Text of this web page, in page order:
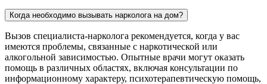
Когда необходимо вызывать нарколога на дом?
Вызов специалиста-нарколога рекомендуется, когда у вас
имеются проблемы, связанные с наркотической или
алкогольной зависимостью. Опытные врачи могут оказать
помощь в различных областях, включая консультации по
информационному характеру, психотерапевтическую помощь,